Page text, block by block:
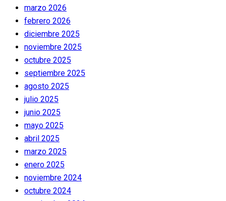
marzo 2026
febrero 2026
diciembre 2025
noviembre 2025
octubre 2025
septiembre 2025
agosto 2025
julio 2025
junio 2025
mayo 2025
abril 2025
marzo 2025
enero 2025
noviembre 2024
octubre 2024